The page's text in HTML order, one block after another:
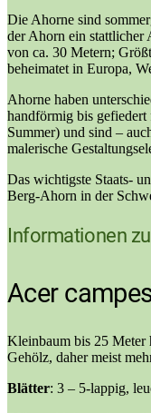
Die Ahorne sind
der Ahorn ein stattlicher
von ca. 30 Metern;
beheimatet in Europa,
Ahorne haben
handförmig bis
Summer) und sind –
malerische
Das wichtigste Staats-
Berg-Ahorn in der
Informationen
Acer
Kleinbaum bis 25 Meter
Gehölz, daher meist
Blätter: 3 – 5-lappig,